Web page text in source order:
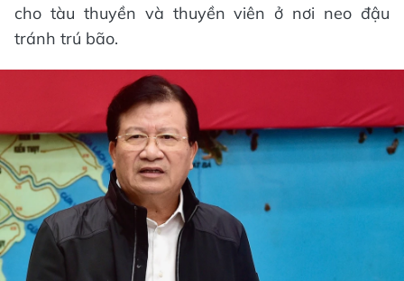
cho tàu thuyền và thuyền viên ở nơi neo đậu
tránh trú bão.